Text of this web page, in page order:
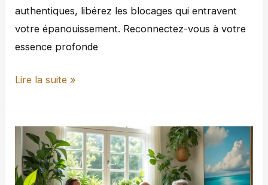
authentiques, libérez les blocages qui entravent
votre épanouissement. Reconnectez-vous à votre
essence profonde
Lire la suite »
Retrouver
confiance
en